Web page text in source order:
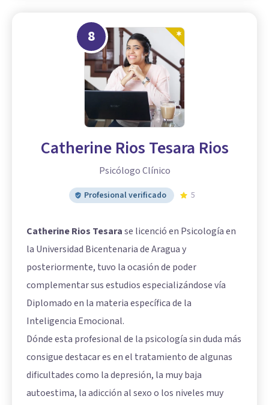
8
Catherine Rios Tesara Rios
Psicólogo Clínico
Profesional verificado 5
Catherine Rios Tesarase licenció en Psicología en
la Universidad Bicentenaria de Aragua y
posteriormente, tuvo la ocasión de poder
complementar sus estudios especializándose vía
Diplomado en la materia específica de la
Inteligencia Emocional.
Dónde esta profesional de la psicología sin duda más
consigue destacar es en el tratamiento de algunas
dificultades como la depresión, la muy baja
autoestima, la adicción al sexo o los niveles muy